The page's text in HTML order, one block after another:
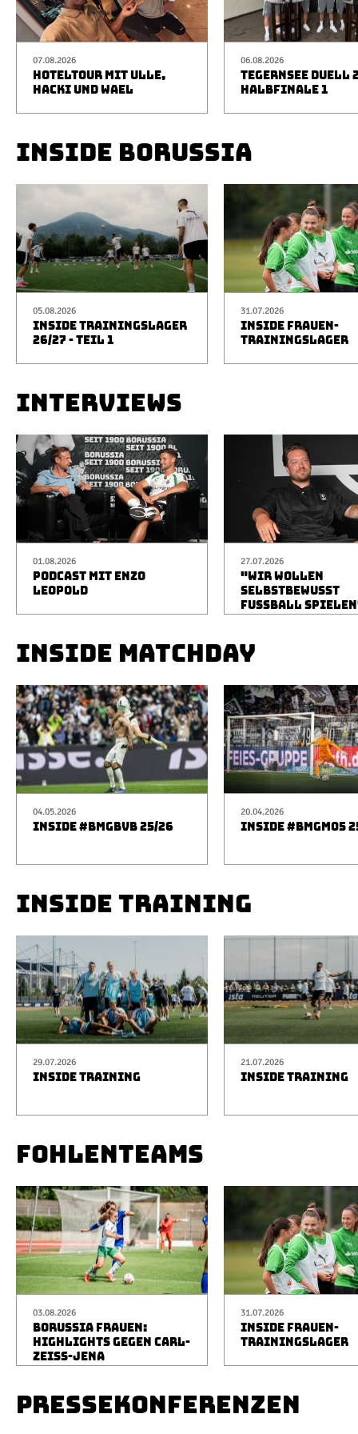
07.08.2026
HOTELTOUR MIT ULLE,
HACKI UND WAEL
06.08.2026
TEGERNSEE DUELL
HALBFINALE 1
INSIDE BORUSSIA
05.08.2026
INSIDE TRAININGSLAGER
26/27 - TEIL 1
31.07.2026
INSIDE FRAUEN-
TRAININGSLAGER
INTERVIEWS
01.08.2026
PODCAST MIT ENZO
LEOPOLD
27.07.2026
"WIR WOLLEN
SELBSTBEWUSST
FUSSBALL
INSIDE MATCHDAY
04.05.2026
INSIDE #BMGBVB 25/26
20.04.2026
INSIDE #BMGM05
INSIDE TRAINING
29.07.2026
INSIDE TRAINING
21.07.2026
INSIDE TRAINING
FOHLENTEAMS
03.08.2026
BORUSSIA FRAUEN:
HIGHLIGHTS GEGEN CARL-
ZEISS-JENA
31.07.2026
INSIDE FRAUEN-
TRAININGSLAGER
PRESSEKONFERENZEN